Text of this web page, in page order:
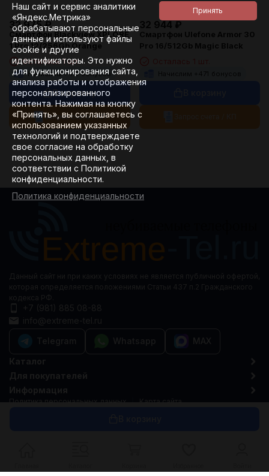
32 975 ₽
Смартфон Blackview XPLORE
1 Pro 12/256Gb Orange
Осталась 1 шт.
Начислим +471 бонусов
В корзину
Запрос счета / КП
32 944 ₽
Смартфон Ulefone Armor 30
Pro 16/512Gb Magic Black
Начислим + 471 бонусов
Наш сайт и сервис аналитики
«Яндекс.Метрика»
обрабатывают персональные
данные и используют файлы
cookie и другие
идентификаторы. Это нужно
для функционирования сайта,
анализа работы и отображения
персонализированного
контента. Нажимая на кнопку
«Принять», вы соглашаетесь с
использованием указанных
технологий и подтверждаете
свое согласие на обработку
персональных данных, в
соответствии с Политикой
конфиденциальности.
Политика конфиденциальности